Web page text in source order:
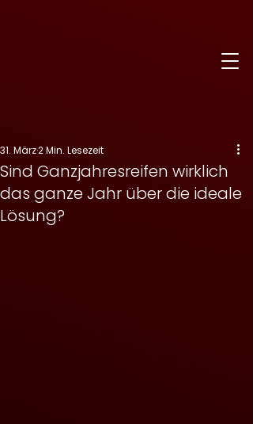
Sind Ganzjahresreifen wirklich
das ganze Jahr über die ideale
Lösung?
31. März2 Min. Lesezeit